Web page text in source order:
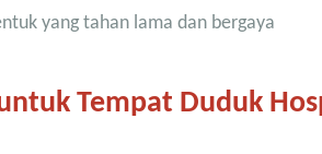
yang tahan lama dan bergaya
Tempat Duduk